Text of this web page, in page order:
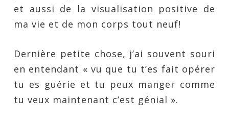
et aussi de la visualisation positive de
ma vie et de mon corps tout neuf!
Dernière petite chose, j’ai souvent souri
en entendant « vu que tu t’es fait opérer
tu es guérie et tu peux manger comme
tu veux maintenant c’est génial ».